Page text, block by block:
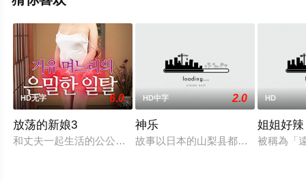
豆瓣电影、电视猫或剧情网等平台了解。
。HD无字 6.0
放荡的新娘3
和丈夫一起生活的公公是有夫之妇。她洗澡的时候，感受到公
HD中字 2.0
神乐
故事以日本的山梨县都留市为舞台，
HD
姐姐好
被稱為「